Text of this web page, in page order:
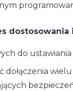
dostosowania
do
dołączenia